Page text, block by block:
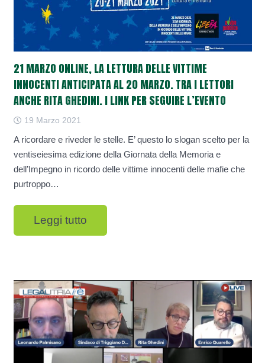
21 MARZO ONLINE, LA LETTURA DELLE VITTIME
INNOCENTI ANTICIPATA AL 20 MARZO. TRA I LETTORI
ANCHE RITA GHEDINI. I LINK PER SEGUIRE L’EVENTO
19 Marzo 2021
A ricordare e riveder le stelle. E’ questo lo slogan scelto per la
ventiseiesima edizione della Giornata della Memoria e
dell’Impegno in ricordo delle vittime innocenti delle mafie che
purtroppo…
Leggi tutto